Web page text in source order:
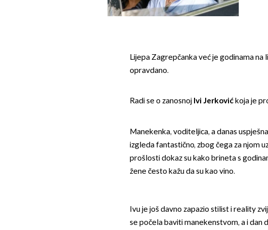
Lijepa Zagrepčanka već je godinama
opravdano.
Radi se o zanosnoj Ivi Jerkovićkoja je
Manekenka, voditeljica, a danas
izgleda fantastično, zbog čega za njom
prošlosti dokaz su kako brineta s
žene često kažu da su kao vino.
Ivu je još davno zapazio stilist i reality
se počela baviti manekenstvom, a i dan